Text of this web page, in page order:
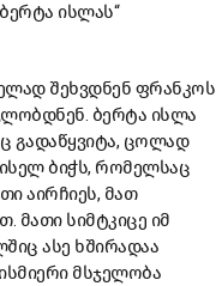
ისლას“
შეხვდნენ ფრანკოს
ბერტა ისლა
გადაწყვიტა, ცოლად
ბიჭს, რომელსაც
აირჩიეს, მათ
მათი სიმტკიცე იმ
ასე ხშირადაა
მსჯელობა